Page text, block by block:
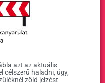
azt az aktuális
célszerű haladni, úgy,
zöld jelzést